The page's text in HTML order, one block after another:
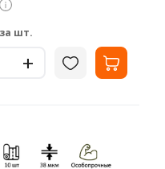
за шт.
+